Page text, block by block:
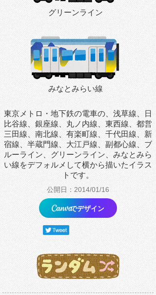
グリーンライン
みなとみらい線
東京メトロ・地下鉄の電車の、浅草線、日
比谷線、銀座線、丸ノ内線、東西線、都営
三田線、南北線、有楽町線、千代田線、新
宿線、半蔵門線、大江戸線、副都心線、ブ
ルーライン、グリーンライン、みなとみら
い線をデフォルメして横から描いたイラス
トです。
公開日：2014/01/16
でデザイン